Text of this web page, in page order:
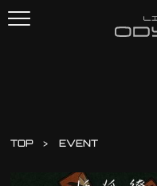
TOP EVENT